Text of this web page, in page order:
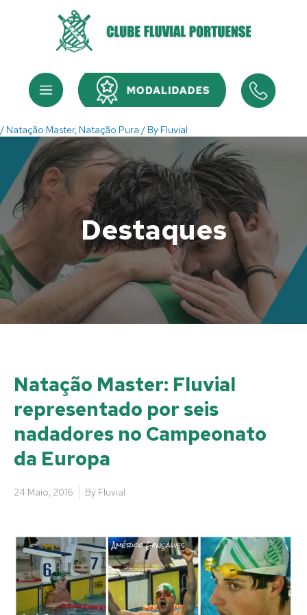
Menu Menu
/ Natação Master, Natação Pura / By Fluvial
Destaques
Natação Master: Fluvial
representado por seis
nadadores no Campeonato
da Europa
24 Maio, 2016 By Fluvial